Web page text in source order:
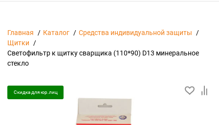
Главная Каталог
Средства индивидуальной защиты
Щитки
Светофильтр к щитку сварщика (110*90) D13 минеральное
стекло
Скидка для юр.лиц